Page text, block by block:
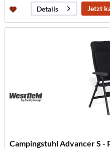
Details Jetzt
Campingstuhl Advancer S